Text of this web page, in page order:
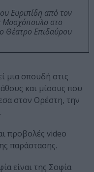
Ευριπίδη από τον
στο
Θέατρο Επιδαύρου
μια σπουδή στις
και μίσους που
στον Ορέστη, την
προβολές video
παράστασης.
είναι της Σοφία